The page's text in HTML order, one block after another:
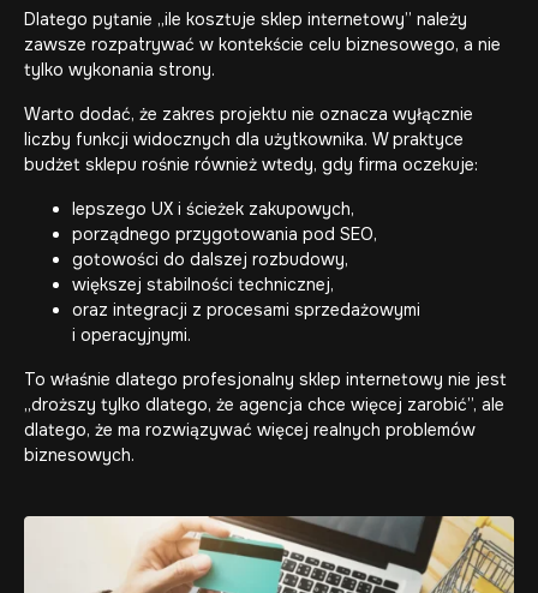
Dlatego pytanie „ile kosztuje sklep internetowy” należy
zawsze rozpatrywać w kontekście celu biznesowego, a nie
tylko wykonania strony.
Warto dodać, że zakres projektu nie oznacza wyłącznie
liczby funkcji widocznych dla użytkownika. W praktyce
budżet sklepu rośnie również wtedy, gdy firma oczekuje:
lepszego UX i ścieżek zakupowych,
porządnego przygotowania pod SEO,
gotowości do dalszej rozbudowy,
większej stabilności technicznej,
oraz integracji z procesami sprzedażowymi
i operacyjnymi.
To właśnie dlatego profesjonalny sklep internetowy nie jest
„droższy tylko dlatego, że agencja chce więcej zarobić”, ale
dlatego, że ma rozwiązywać więcej realnych problemów
biznesowych.